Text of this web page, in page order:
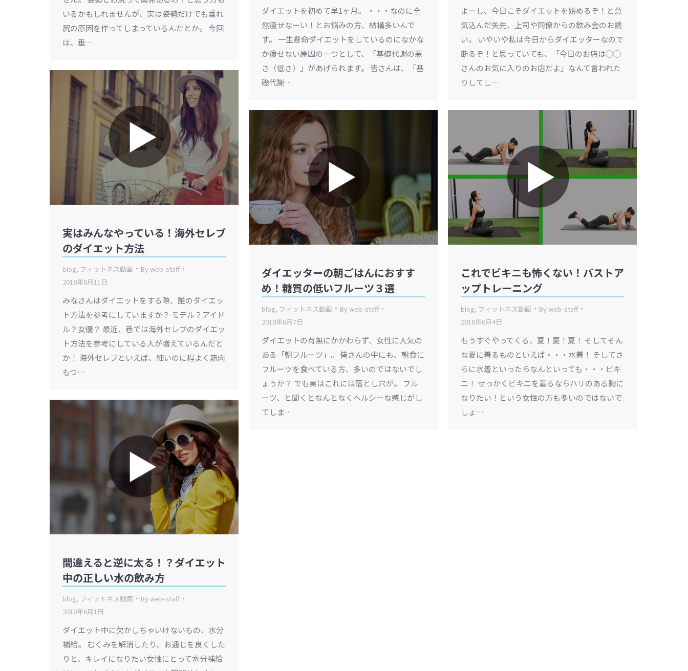
いるかもしれませんが、実は姿勢だけでも垂れ
尻の原因を作ってしまっているんだとか。 今回
は、垂…
ダイエットを初めて早1ヶ月。 ・・・なのに全
然痩せなーい！とお悩みの方、結構多いんで
す。 一生懸命ダイエットをしているのになかな
か痩せない原因の一つとして、「基礎代謝の悪
さ（低さ）」があげられます。 皆さんは、「基
礎代謝…
よーし、今日こそダイエットを始めるぞ！と意
気込んだ矢先、上司や同僚からの飲み会のお誘
い。 いやいや私は今日からダイエッターなので
断るぞ！と思っていても、「今日のお店は◯◯
さんのお気に入りのお店だよ」なんて言われた
りしてし…
実はみんなやっている！海外セレブ
のダイエット方法
blog, フィットネス動画 Byweb-staff
2018年6月11日
みなさんはダイエットをする際、誰のダイエッ
ト方法を参考にしていますか？ モデル？アイド
ル？女優？ 最近、巷では海外セレブのダイエッ
ト方法を参考にしている人が増えているんだと
か！ 海外セレブといえば、細いのに程よく筋肉
もつ…
ダイエッターの朝ごはんにおすす
め！糖質の低いフルーツ３選
blog, フィットネス動画 Byweb-staff
2018年6月7日
ダイエットの有無にかかわらず、女性に人気の
ある「朝フルーツ」。 皆さんの中にも、朝食に
フルーツを食べている方、多いのではないでし
ょうか？ でも実はこれには落とし穴が。 フル
ーツ、と聞くとなんとなくヘルシーな感じがし
てしま…
これでビキニも怖くない！バストア
ップトレーニング
blog, フィットネス動画 Byweb-staff
2018年6月4日
もうすぐやってくる、夏！夏！夏！ そしてそん
な夏に着るものといえば・・・水着！ そしてさ
らに水着といったらなんといっても・・・ビキ
ニ！ せっかくビキニを着るならハリのある胸に
なりたい！という女性の方も多いのではないで
しょ…
間違えると逆に太る！？ダイエット
中の正しい水の飲み方
blog, フィットネス動画 Byweb-staff
2018年6月1日
ダイエット中に欠かしちゃいけないもの、水分
補給。 むくみを解消したり、お通じを良くした
りと、キレイになりたい女性にとって水分補給